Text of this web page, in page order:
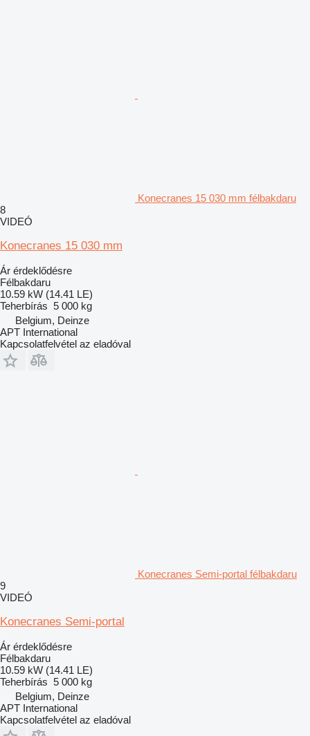
Konecranes 15 030 mm félbakdaru
8
VIDEÓ
Konecranes 15 030 mm
Ár érdeklődésre
Félbakdaru
10.59 kW (14.41 LE)
Teherbírás 5 000 kg
Belgium, Deinze
APT International
Kapcsolatfelvétel az eladóval
Konecranes Semi-portal félbakdaru
9
VIDEÓ
Konecranes Semi-portal
Ár érdeklődésre
Félbakdaru
10.59 kW (14.41 LE)
Teherbírás 5 000 kg
Belgium, Deinze
APT International
Kapcsolatfelvétel az eladóval